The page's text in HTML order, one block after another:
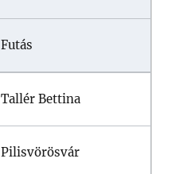
Futás
Tallér Bettina
Pilisvörösvár